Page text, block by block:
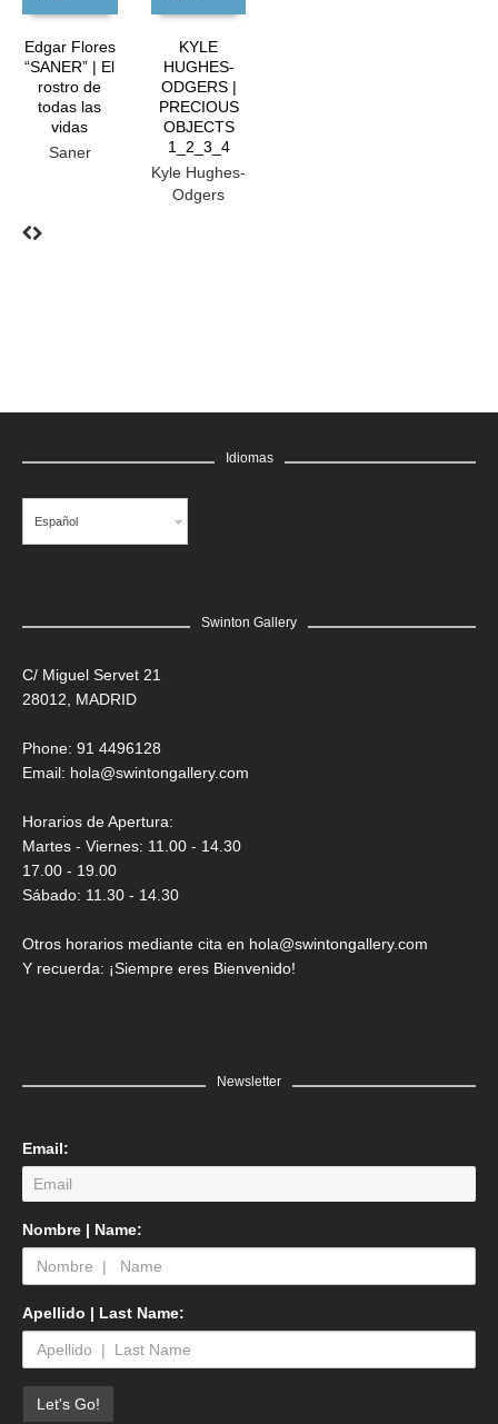
Edgar Flores
“SANER” | El
rostro de
todas las
vidas
Saner
KYLE
HUGHES-
ODGERS |
PRECIOUS
OBJECTS
1_2_3_4
Kyle Hughes-
Odgers
Idiomas
Español
Swinton Gallery
C/ Miguel Servet 21
28012, MADRID
Phone: 91 4496128
Email: hola@swintongallery.com
Horarios de Apertura:
Martes - Viernes: 11.00 - 14.30
17.00 - 19.00
Sábado: 11.30 - 14.30
Otros horarios mediante cita en hola@swintongallery.com
Y recuerda: ¡Siempre eres Bienvenido!
Newsletter
Email:
Nombre | Name:
Apellido | Last Name: